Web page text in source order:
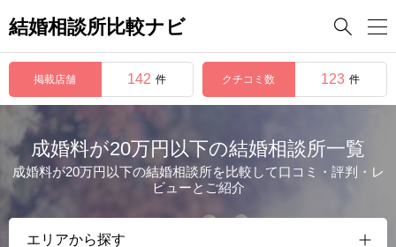
結婚相談所比較ナビ 
掲載店舗 142 件 クチコミ数 123 件
成婚料が20万円以下の結婚相談所一覧
成婚料が20万円以下の結婚相談所を比較して口コミ・評判・レ
ビューとご紹介